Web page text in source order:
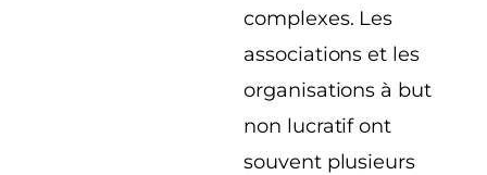
complexes. Les
associations et les
organisations à but
non lucratif ont
souvent plusieurs